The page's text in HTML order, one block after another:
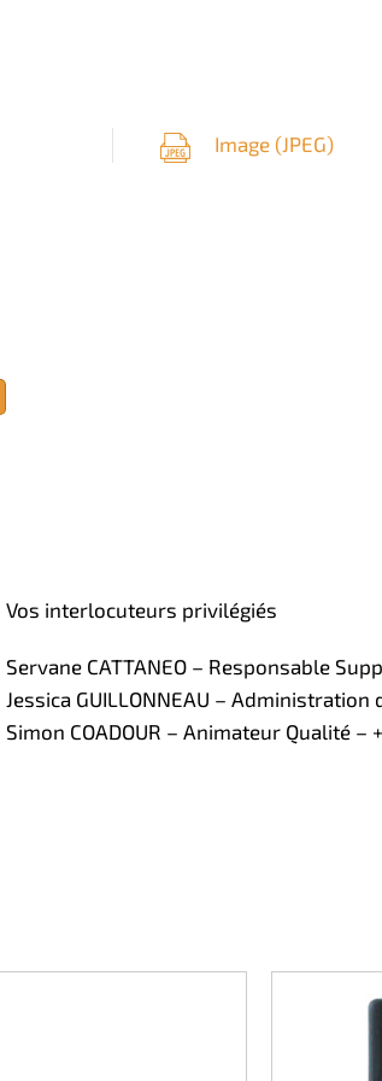
Image (JPEG)
Vos interlocuteurs privilégiés
Servane CATTANEO – Responsable
Jessica GUILLONNEAU – Administration
Simon COADOUR – Animateur Qualité –